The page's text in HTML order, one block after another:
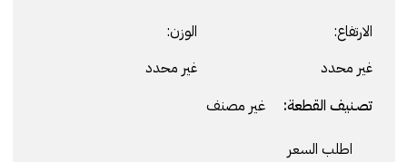
الارتفاع:
غير محدد
الوزن:
غير محدد
تصنيف القطعة: غير مصنف
اطلب السعر